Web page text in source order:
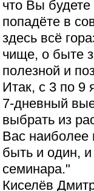
что Вы
попадёте в
здесь всё
чище, о быте
полезной и
Итак, с 3 по 9
7-дневный
выбрать из
Вас наиболее
быть и один, и
семинара."
Киселёв